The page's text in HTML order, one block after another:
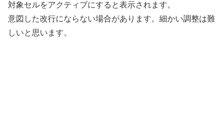
対象セルをアクティブにすると表示されます。
意図した改行にならない場合があります。細かい調整は難
しいと思います。